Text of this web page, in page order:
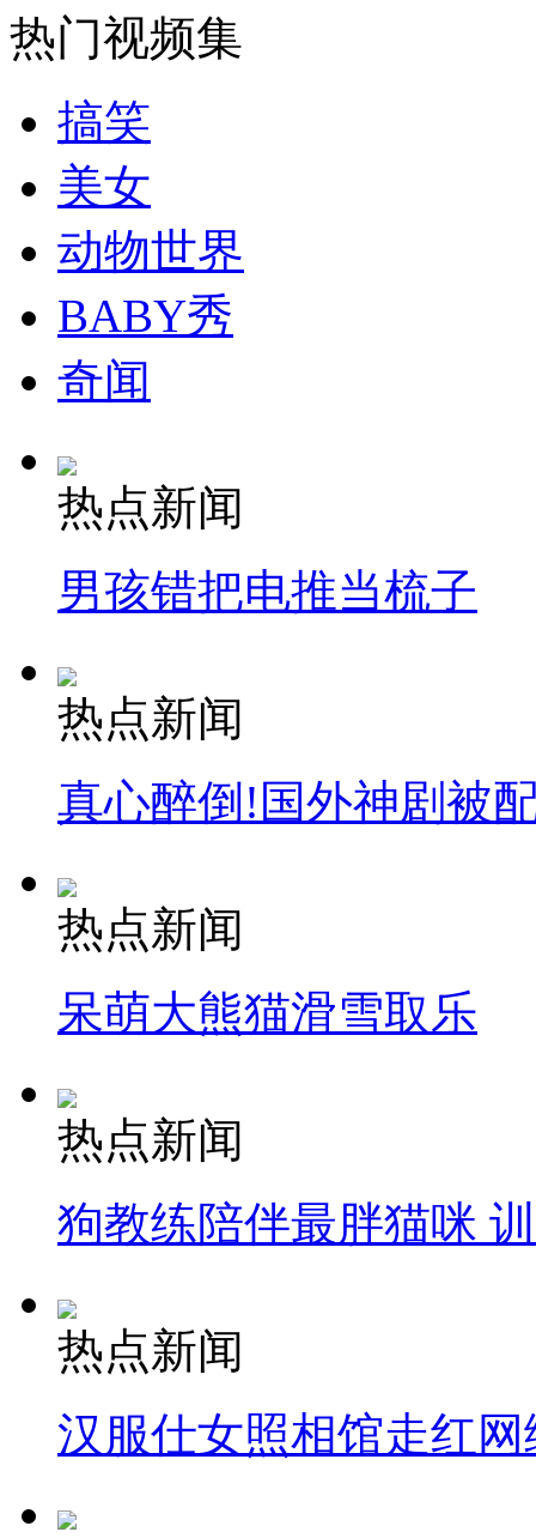
纽约上演“枕头大战”
司机酒驾遇交警 急速倒车逃窜
热门视频集
搞笑
美女
动物世界
BABY秀
奇闻
热点新闻
男孩错把电推当梳子
热点新闻
真心醉倒!国外神剧被
热点新闻
呆萌大熊猫滑雪取乐
热点新闻
狗教练陪伴最胖猫咪
热点新闻
汉服仕女照相馆走红网